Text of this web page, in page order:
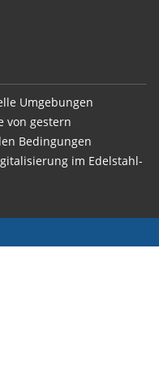
Umgebungen
von gestern
Bedingungen
im Edelstahl-